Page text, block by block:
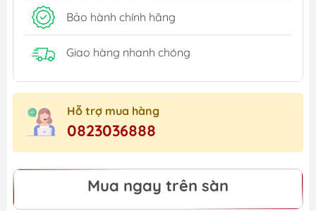
Bảo hành chính hãng
Giao hàng nhanh chóng
Hỗ trợ mua hàng
0823036888
Mua ngay trên sàn